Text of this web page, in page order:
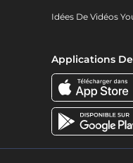
Idées De Vidéos
Applications